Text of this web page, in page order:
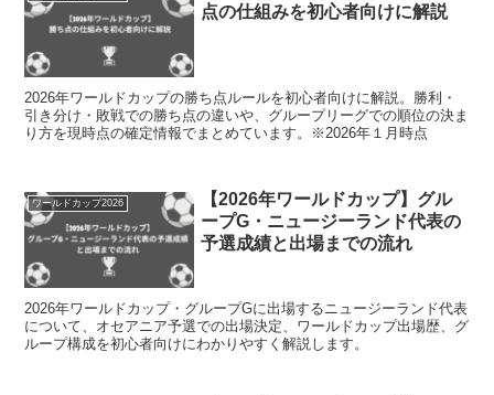
点の仕組みを初心者向けに解説
2026年ワールドカップの勝ち点ルールを初心者向けに解説。勝利・
引き分け・敗戦での勝ち点の違いや、グループリーグでの順位の決ま
り方を現時点の確定情報でまとめています。※2026年１月時点
ワールドカップ2026
【2026年ワールドカップ】グル
ープG・ニュージーランド代表の
予選成績と出場までの流れ
2026年ワールドカップ・グループGに出場するニュージーランド代表
について、オセアニア予選での出場決定、ワールドカップ出場歴、グ
ループ構成を初心者向けにわかりやすく解説します。